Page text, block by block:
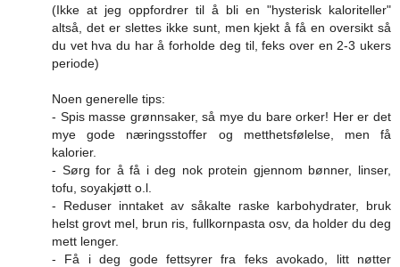
(Ikke at jeg oppfordrer til å bli en "hysterisk kaloriteller"
altså, det er slettes ikke sunt, men kjekt å få en oversikt så
du vet hva du har å forholde deg til, feks over en 2-3 ukers
periode)
Noen generelle tips:
- Spis masse grønnsaker, så mye du bare orker! Her er det
mye gode næringsstoffer og metthetsfølelse, men få
kalorier.
- Sørg for å få i deg nok protein gjennom bønner, linser,
tofu, soyakjøtt o.l.
- Reduser inntaket av såkalte raske karbohydrater, bruk
helst grovt mel, brun ris, fullkornpasta osv, da holder du deg
mett lenger.
- Få i deg gode fettsyrer fra feks avokado, litt nøtter